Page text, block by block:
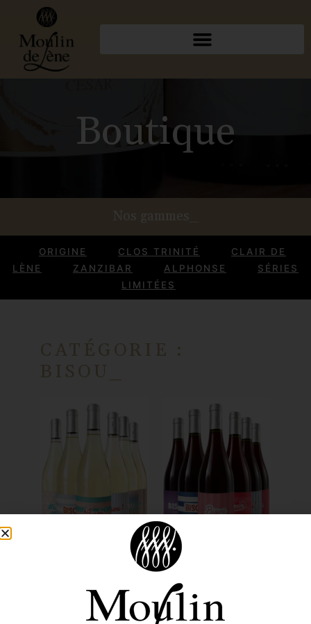
Boutique
Nos gammes_
ORIGINE CLOS TRINITÉ
CLAIR DE
LÈNE
ZANZIBAR ALPHONSE
SÉRIES
LIMITÉES
BISOU BLANC
48,00€
BISOU ROUGE
48,00